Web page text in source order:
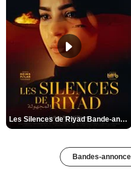
Les Silences de Riyad Bande-annonce VO STFR
Bandes-